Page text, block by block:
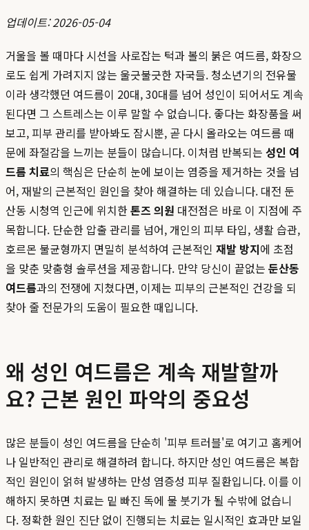
업데이트: 2026-05-04
거울을 볼 때마다 시선을 사로잡는 턱과 볼의 붉은 여드름, 화장으
로도 쉽게 가려지지 않는 울긋불긋한 자국들. 청소년기의 전유물
이라 생각했던 여드름이 20대, 30대를 넘어 성인이 되어서도 계속
된다면 그 스트레스는 이루 말할 수 없습니다. 좋다는 화장품을 써
보고, 피부 관리를 받아봐도 잠시뿐, 곧 다시 올라오는 여드름 때
문에 좌절감을 느끼는 분들이 많습니다. 이처럼 반복되는 성인 여
드름 치료의 핵심은 단순히 눈에 보이는 염증을 제거하는 것을 넘
어, 재발의 근본적인 원인을 찾아 해결하는 데 있습니다. 대전 둔
산동 시청역 인근에 위치한톤즈 의원 대전점은 바로 이 지점에 주
목합니다. 단순한 압출 관리를 넘어, 개인의 피부 타입, 생활 습관,
호르몬 불균형까지 면밀히 분석하여 근본적인 재발 방지에 초점
을 맞춘 맞춤형 솔루션을 제공합니다. 만약 당신이 끝없는 둔산동
여드름과의 전쟁에 지쳤다면, 이제는 피부의 근본적인 건강을 되
찾아 줄 전문가의 도움이 필요한 때입니다.
왜 성인 여드름은 계속 재발할까
요? 근본 원인 파악의 중요성
많은 분들이 성인 여드름을 단순히 '피부 트러블'로 여기고 홈케어
나 일반적인 관리로 해결하려 합니다. 하지만 성인 여드름은 복합
적인 원인이 얽혀 발생하는 만성 염증성 피부 질환입니다. 이를 이
해하지 못하면 치료는 밑 빠진 독에 물 붓기가 될 수밖에 없습니
다. 정확한 원인 진단 없이 진행되는 치료는 일시적인 효과만 보일